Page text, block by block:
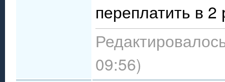
переплатить в
09:56)